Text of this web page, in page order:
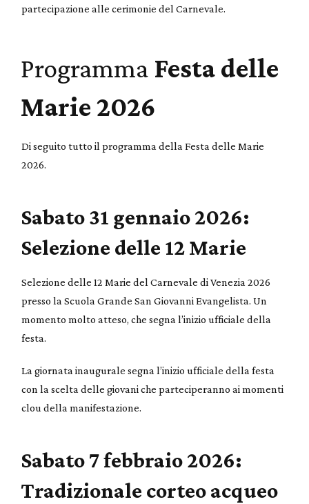
partecipazione alle cerimonie del Carnevale.
Programma Festa delle
Marie 2026
Di seguito tutto il programma della Festa delle Marie
2026.
Sabato 31 gennaio 2026:
Selezione delle 12 Marie
Selezione delle 12 Marie del Carnevale di Venezia 2026
presso la Scuola Grande San Giovanni Evangelista. Un
momento molto atteso, che segna l’inizio ufficiale della
festa.
La giornata inaugurale segna l’inizio ufficiale della festa
con la scelta delle giovani che parteciperanno ai momenti
clou della manifestazione.
Sabato 7 febbraio 2026:
Tradizionale corteo acqueo